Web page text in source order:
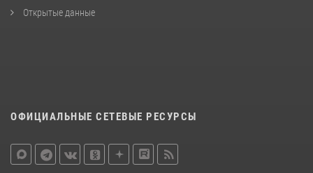
Открытые данные
ОФИЦИАЛЬНЫЕ СЕТЕВЫЕ РЕСУРСЫ